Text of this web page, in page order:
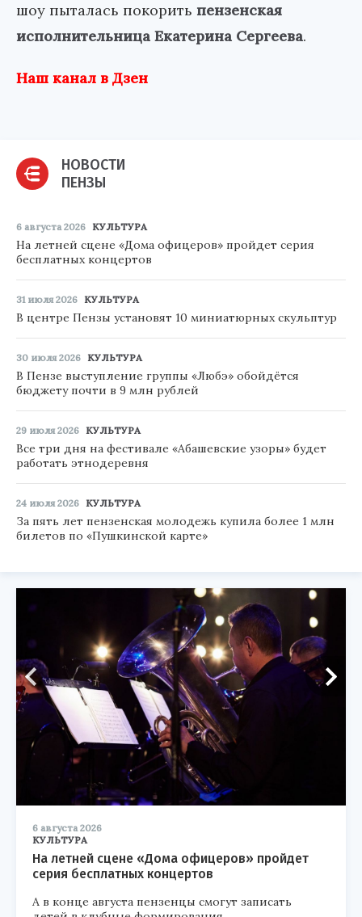
шоу пыталась покорить пензенская
исполнительница Екатерина Сергеева.
Наш канал в Дзен
НОВОСТИ
ПЕНЗЫ
6 августа 2026 КУЛЬТУРА
На летней сцене «Дома офицеров» пройдет серия
бесплатных концертов
31 июля 2026 КУЛЬТУРА
В центре Пензы установят 10 миниатюрных скульптур
30 июля 2026 КУЛЬТУРА
В Пензе выступление группы «Любэ» обойдётся
бюджету почти в 9 млн рублей
29 июля 2026 КУЛЬТУРА
Все три дня на фестивале «Абашевские узоры» будет
работать этнодеревня
24 июля 2026 КУЛЬТУРА
За пять лет пензенская молодежь купила более 1 млн
билетов по «Пушкинской карте»
6 августа 2026
КУЛЬТУРА
На летней сцене «Дома офицеров» пройдет
серия бесплатных концертов
А в конце августа пензенцы смогут записать